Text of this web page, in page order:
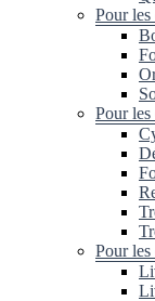
Pour les
Pour les
Pour les